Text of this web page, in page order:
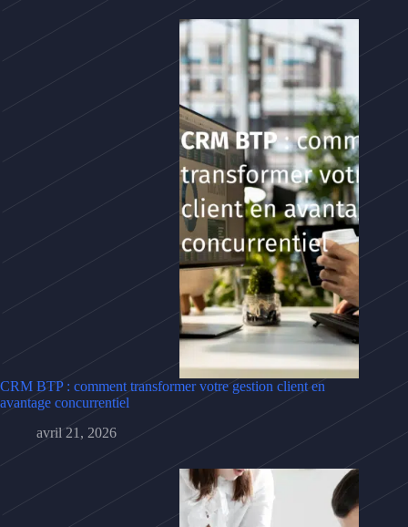
CRM BTP : comment transformer votre gestion client en
avantage concurrentiel
avril 21, 2026